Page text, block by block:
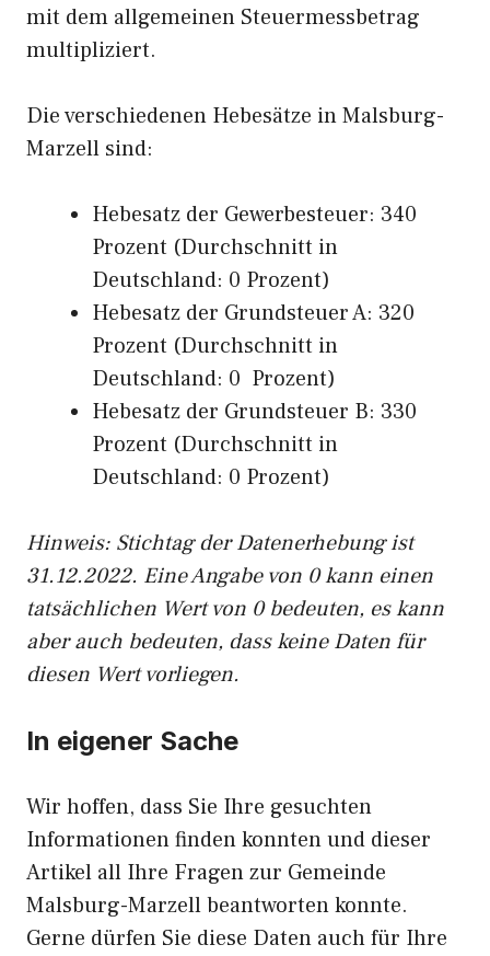
mit dem allgemeinen Steuermessbetrag
multipliziert.
Die verschiedenen Hebesätze in Malsburg-
Marzell sind:
Hebesatz der Gewerbesteuer: 340
Prozent (Durchschnitt in
Deutschland: 0 Prozent)
Hebesatz der Grundsteuer A: 320
Prozent (Durchschnitt in
Deutschland: 0 Prozent)
Hebesatz der Grundsteuer B: 330
Prozent (Durchschnitt in
Deutschland: 0 Prozent)
Hinweis: Stichtag der Datenerhebung ist
31.12.2022. Eine Angabe von 0 kann einen
tatsächlichen Wert von 0 bedeuten, es kann
aber auch bedeuten, dass keine Daten für
diesen Wert vorliegen.
In eigener Sache
Wir hoffen, dass Sie Ihre gesuchten
Informationen finden konnten und dieser
Artikel all Ihre Fragen zur Gemeinde
Malsburg-Marzell beantworten konnte.
Gerne dürfen Sie diese Daten auch für Ihre